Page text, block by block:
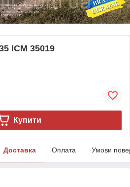
ICM 35019
Купити
Доставка Оплата Умови